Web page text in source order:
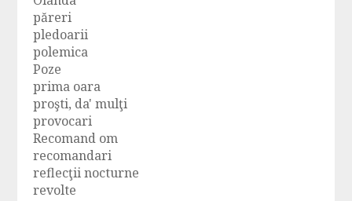
păreri
pledoarii
polemica
Poze
prima oara
proşti, da' mulţi
provocari
Recomand om
recomandari
reflecţii nocturne
revolte